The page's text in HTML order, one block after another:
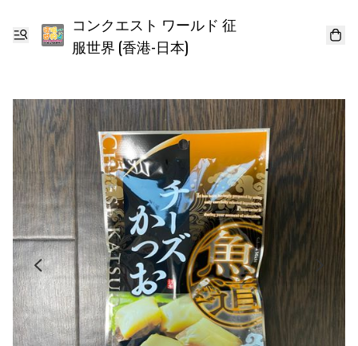
コンクエスト ワールド 征
服世界 (香港-日本)